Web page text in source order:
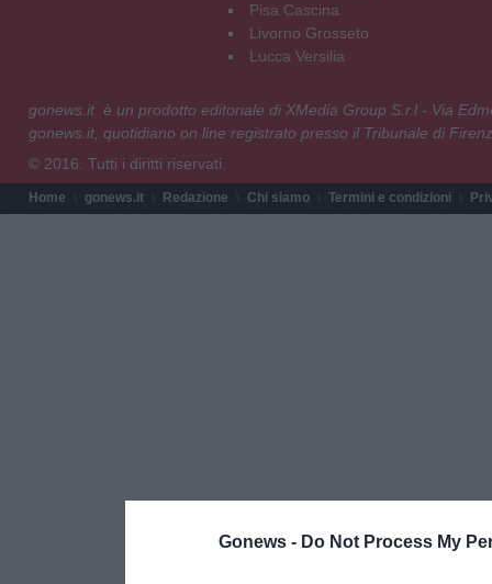
Gonews - Do Not Process My
Pisa Cascina
Livorno Grosseto
Lucca Versilia
gonews.it è un prodotto editoriale di XMedia Group S.r.l - Via
gonews.it, quotidiano on line registrato presso il Tribunale di
© 2016. Tutti i diritti riservati.
Home gonews.it Redazione Chi siamo Termini e condizioni